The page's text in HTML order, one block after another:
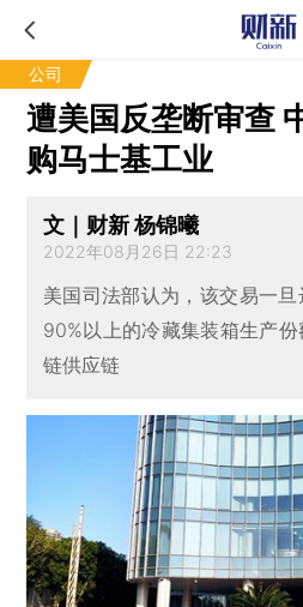
公司
遭美国反垄断审查
购马士基工业
文｜财新 杨锦曦
2022年08月26日 22:23
美国司法部认为，该交易一
90%以上的冷藏集装箱生产
链供应链